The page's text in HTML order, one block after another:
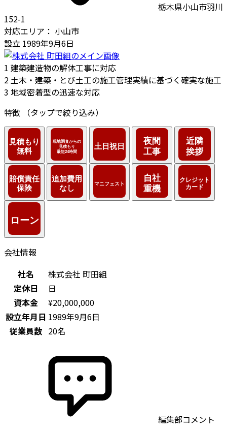
栃木県小山市羽川
152-1
対応エリア： 小山市
設立 1989年9月6日
1 建築建造物の解体工事に対応
2土木・建築・とび土工の施工管理実績に基づく確実な施工
3 地域密着型の迅速な対応
特徴
（タップで絞り込み）
会社情報
社名
株式会社 町田組
定休日
日
資本金
¥20,000,000
設立年月日 1989年9月6日
従業員数 20名
編集部コメント